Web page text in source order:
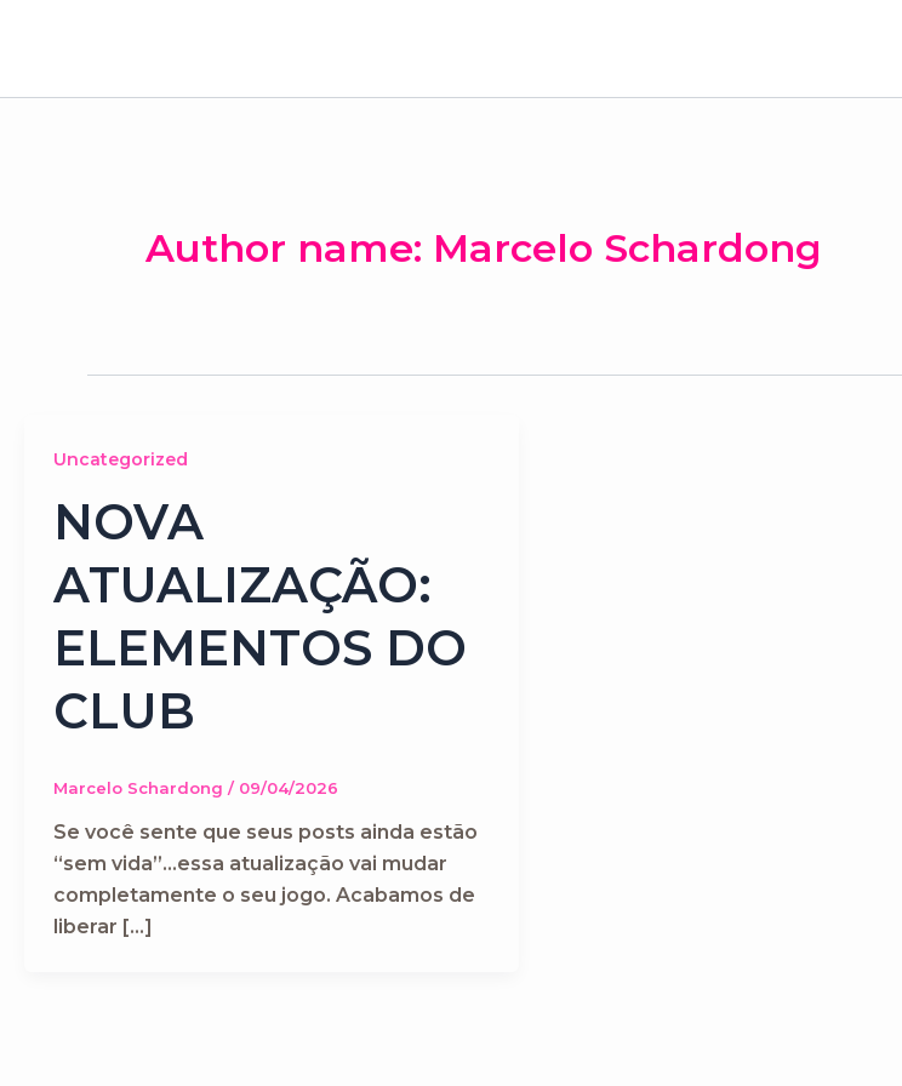
Author name: Marcelo Schardong
Uncategorized
NOVA
ATUALIZAÇÃO:
ELEMENTOS DO
CLUB
Marcelo Schardong / 09/04/2026
Se você sente que seus posts ainda estão
“sem vida”…essa atualização vai mudar
completamente o seu jogo. Acabamos de
liberar […]